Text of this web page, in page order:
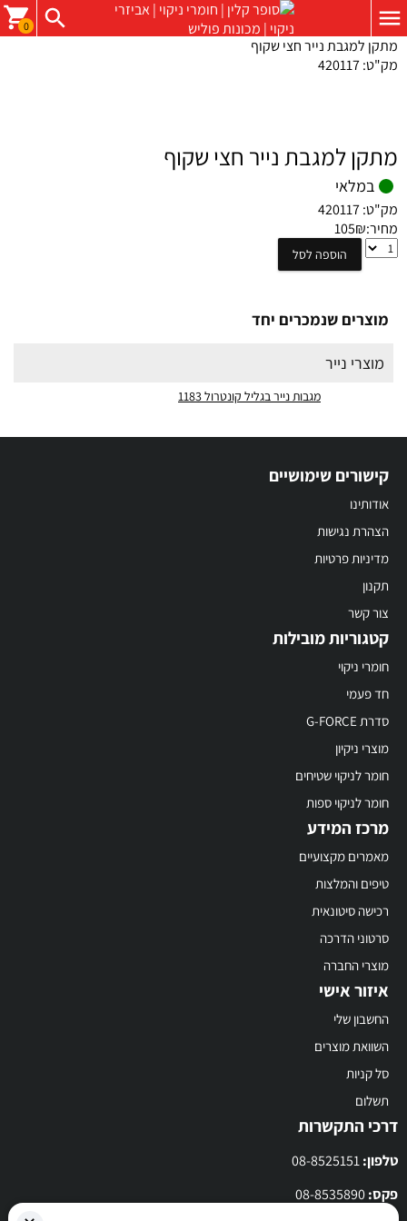
0
מתקן למגבת נייר חצי שקוף
מק"ט:420117
מתקן למגבת נייר חצי שקוף
במלאי
מק"ט:420117
מחיר:
105₪
מתקן
למגבת
שקוף
הוספה לסל
מוצרים שנמכרים יחד
מוצרי נייר
מגבות נייר בגליל קונטרול 1183
קישורים שימושיים
אודותינו
הצהרת נגישות
מדיניות פרטיות
תקנון
צור קשר
קטגוריות מובילות
חומרי ניקוי
חד פעמי
סדרת G-FORCE
מוצרי ניקיון
חומר לניקוי שטיחים
חומר לניקוי ספות
מרכז המידע
מאמרים מקצועיים
טיפים והמלצות
רכישה סיטונאית
סרטוני הדרכה
מוצרי החברה
איזור אישי
החשבון שלי
השוואת מוצרים
סל קניות
תשלום
דרכי התקשרות
טלפון:
פקס:08-8535890